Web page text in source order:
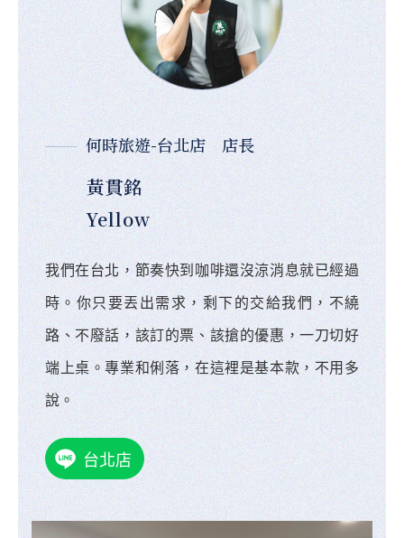
何時旅遊-台北店 店長
黃貫銘
Yellow
我們在台北，節奏快到咖啡還沒涼消息就已經過
時。你只要丟出需求，剩下的交給我們，不繞
路、不廢話，該訂的票、該搶的優惠，一刀切好
端上桌。專業和俐落，在這裡是基本款，不用多
說。
台北店